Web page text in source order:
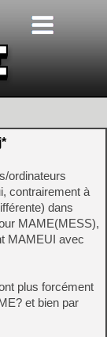
ordinateurs
contrairement à
dans
MAME(MESS),
MAMEUI avec
plus forcément
et bien par